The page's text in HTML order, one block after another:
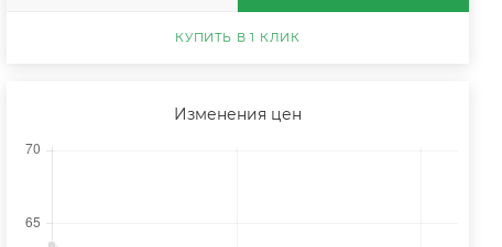
КУПИТЬ В 1 КЛИК
Изменения цен